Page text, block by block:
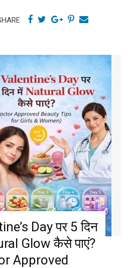
Day पर 5 दिन
Glow कैसे पाएं?
Approved